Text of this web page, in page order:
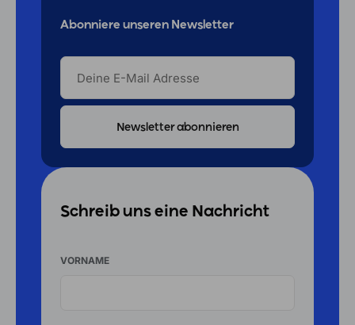
Abonniere unseren Newsletter
DEINE
MAIL
ADRESSE
Schreib uns eine Nachricht
VORNAME